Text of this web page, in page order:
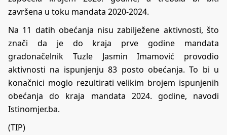
završena u toku mandata 2020-2024.
Na 11 datih obećanja nisu zabilježene aktivnosti, što
znači da je do kraja prve godine mandata
gradonačelnik Tuzle Jasmin Imamović provodio
aktivnosti na ispunjenju 83 posto obećanja. To bi u
konačnici moglo rezultirati velikim brojem ispunjenih
obećanja do kraja mandata 2024. godine, navodi
Istinomjer.ba.
(TIP)